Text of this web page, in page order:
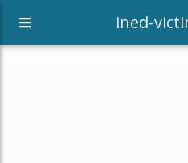
ined-